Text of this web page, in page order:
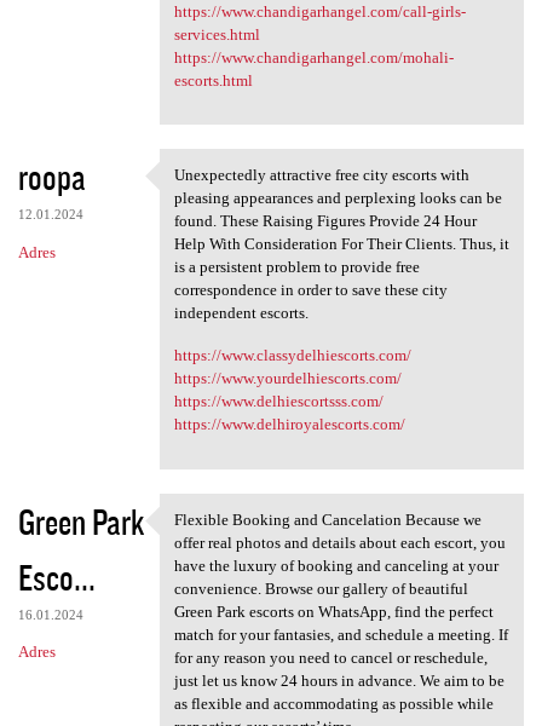
https://www.chandigarhangel.com/call-girls-
services.html
https://www.chandigarhangel.com/mohali-
escorts.html
roopa
12.01.2024
Adres
Unexpectedly attractive free
Unexpectedly attractive free city escorts with
pleasing appearances and perplexing looks can be
found. These Raising Figures Provide 24 Hour
Help With Consideration For Their Clients. Thus, it
is a persistent problem to provide free
correspondence in order to save these city
independent escorts.
https://www.classydelhiescorts.com/
https://www.yourdelhiescorts.com/
https://www.delhiescortsss.com/
https://www.delhiroyalescorts.com/
Green Park
Esco...
16.01.2024
Adres
Flexible Booking and
Flexible Booking and Cancelation Because we
offer real photos and details about each escort, you
have the luxury of booking and canceling at your
convenience. Browse our gallery of beautiful
Green Park escorts on WhatsApp, find the perfect
match for your fantasies, and schedule a meeting. If
for any reason you need to cancel or reschedule,
just let us know 24 hours in advance. We aim to be
as flexible and accommodating as possible while